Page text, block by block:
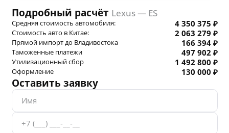
Подробный расчёт Lexus — ES
Средняя стоимость автомобиля: 4 350 375 ₽
Стоимость авто в Китае: 2 063 279 ₽
Прямой импорт до Владивостока 166 394 ₽
Таможенные платежи 497 902 ₽
Утилизационный сбор 1 492 800 ₽
Оформление 130 000 ₽
Оставить заявку